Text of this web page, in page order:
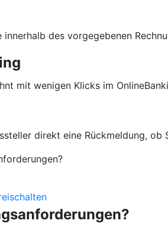
innerhalb des vorgegebenen
mit wenigen Klicks im
direkt eine Rückmeldung,